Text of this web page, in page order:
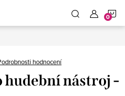
hodnocení
hudební nástroj -